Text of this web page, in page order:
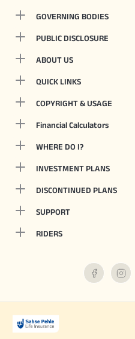
GOVERNING BODIES
PUBLIC DISCLOSURE
ABOUT US
QUICK LINKS
COPYRIGHT & USAGE
Financial Calculators
WHERE DO I?
INVESTMENT PLANS
DISCONTINUED PLANS
SUPPORT
RIDERS